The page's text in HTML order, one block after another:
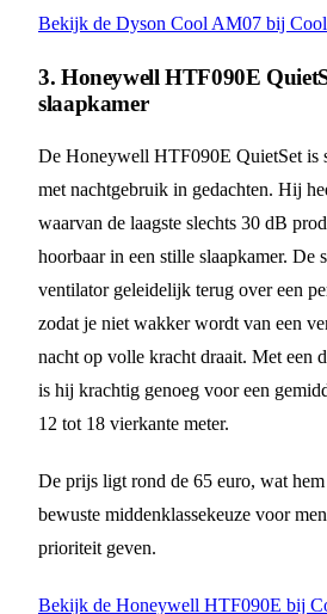
Bekijk de Dyson Cool AM07 bij
3. Honeywell HTF090E
slaapkamer
De Honeywell HTF090E QuietSet is
met nachtgebruik in gedachten. Hij
waarvan de laagste slechts 30 dB
hoorbaar in een stille slaapkamer. De
ventilator geleidelijk terug over een
zodat je niet wakker wordt van een
nacht op volle kracht draait. Met een
is hij krachtig genoeg voor een
12 tot 18 vierkante meter.
De prijs ligt rond de 65 euro, wat hem
bewuste middenklassekeuze voor
prioriteit geven.
Bekijk de Honeywell HTF090E bij